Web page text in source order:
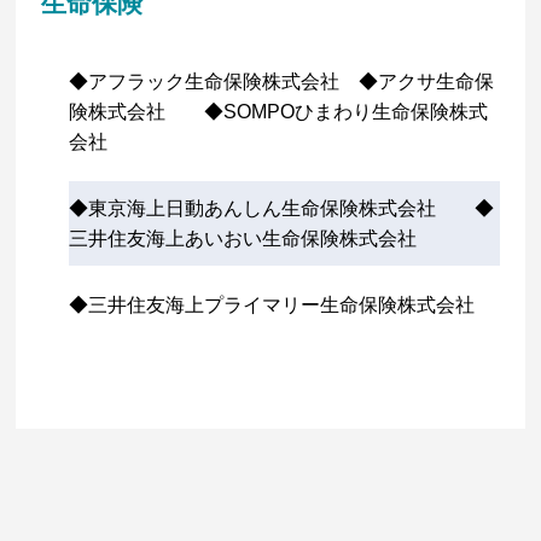
◆アフラック生命保険株式会社 ◆アクサ生命保
険株式会社 ◆SOMPOひまわり生命保険株式
会社
◆東京海上日動あんしん生命保険株式会社 ◆
三井住友海上あいおい生命保険株式会社
◆三井住友海上プライマリー生命保険株式会社